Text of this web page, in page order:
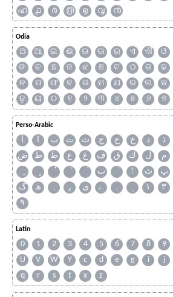
ഹ
൧ ൪ ൫ ൭ ൮ ൯
Odia
ଅ ଆ ଇ ଈ ଉ ଊ ଋ ଏ ଐ ଓ
ଙ
ଚ ଛ ଜ ଝ ଞ ଟ ଠ ଡ ଢ
ନ
ପ ଫ ବ ଭ ମ ଯ ର ଲ ଳ
ଢ଼
ୟ ୦ ୧ ୨ ୩ ୪ ୫ ୬ ୭
Perso-Arabic
آ ا ب ت ث ج ح خ د ذ
ض
ط ظ ع غ ف ق ك ل م
ٮ
ٲ ٹ پ
گ
ھ ہ ۄ ی ے ۔ ۱ ۳
۹
Latin
0 1 2 3 4 5 6 7 8 9
U
V W Y c d e g i j
q
r s t x z